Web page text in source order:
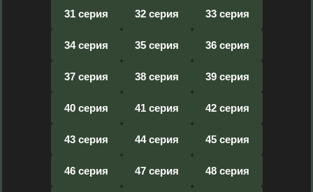
31 серия 32 серия 33 серия
34 серия 35 серия 36 серия
37 серия 38 серия 39 серия
40 серия 41 серия 42 серия
43 серия 44 серия 45 серия
46 серия 47 серия 48 серия